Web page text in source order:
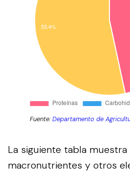
Fuente:Departamento de
La siguiente tabla muestra
macronutrientes y otros